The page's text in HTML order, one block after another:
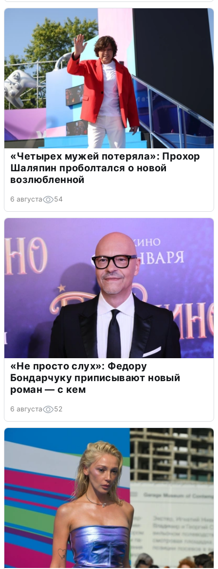
«Четырех мужей потеряла»: Прохор
Шаляпин проболтался о новой
возлюбленной
6 августа 54
«Не просто слух»: Федору
Бондарчуку приписывают новый
роман — с кем
6 августа 52